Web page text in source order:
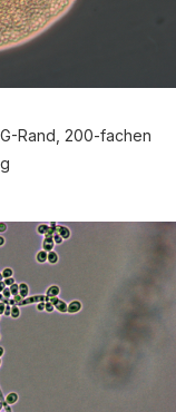
Rand, 200-fachen
ANAMNESE